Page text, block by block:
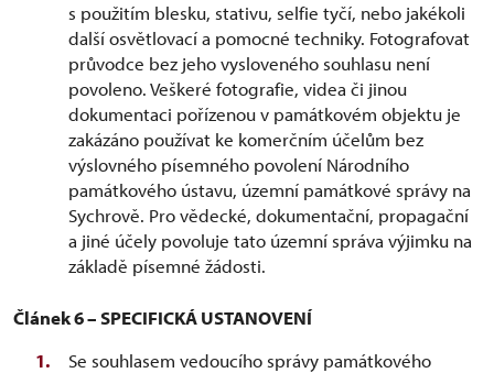
s použitím blesku, stativu, selfie tyčí, nebo jakékoli
další osvětlovací a pomocné techniky. Fotografovat
průvodce bez jeho vysloveného souhlasu není
povoleno. Veškeré fotografie, videa či jinou
dokumentaci pořízenou v památkovém objektu je
zakázáno používat ke komerčním účelům bez
výslovného písemného povolení Národního
památkového ústavu, územní památkové správy na
Sychrově. Pro vědecké, dokumentační, propagační
a jiné účely povoluje tato územní správa výjimku na
základě písemné žádosti.
Článek 6 – SPECIFICKÁ USTANOVENÍ
Se souhlasem vedoucího správy památkového